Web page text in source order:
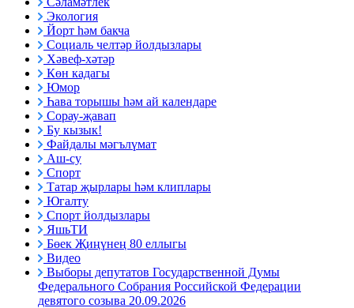
Экология
Йорт һәм бакча
Социаль челтәр йолдызлары
Хәвеф-хәтәр
Көн кадагы
Юмор
Һава торышы һәм ай календаре
Сорау-җавап
Бу кызык!
Файдалы мәгълүмат
Аш-су
Спорт
Татар җырлары һәм клиплары
Югалту
Спорт йолдызлары
ЯшьТИ
Бөек Җиңүнең 80 еллыгы
Видео
Выборы депутатов Государственной Думы
Федерального Собрания Российской Федерации
девятого созыва 20.09.2026